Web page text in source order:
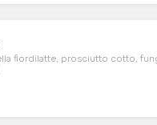
fiordilatte, prosciutto cotto,